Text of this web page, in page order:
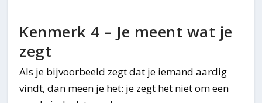
Kenmerk 4 – Je meent wat je
zegt
Als je bijvoorbeeld zegt dat je iemand aardig
vindt, dan meen je het: je zegt het niet om een